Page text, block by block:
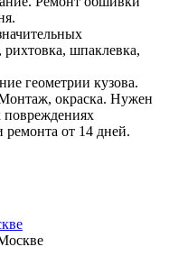
рихтовка, шпаклевка,
геометрии кузова.
окраска. Нужен
ремонта от 14 дней.